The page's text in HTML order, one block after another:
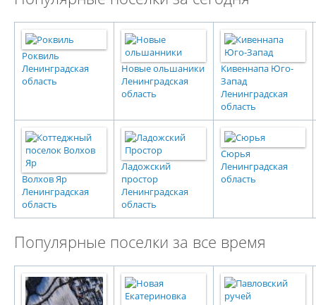
Роквиль
Ленинградская
область
Новые ольшаники
Ленинградская
область
Кивеннапа Юго-
Запад
Ленинградская
область
Волхов Яр
Ленинградская
область
Ладожский
простор
Ленинградская
область
Сюрья
Ленинградская
область
Популярные поселки за все время